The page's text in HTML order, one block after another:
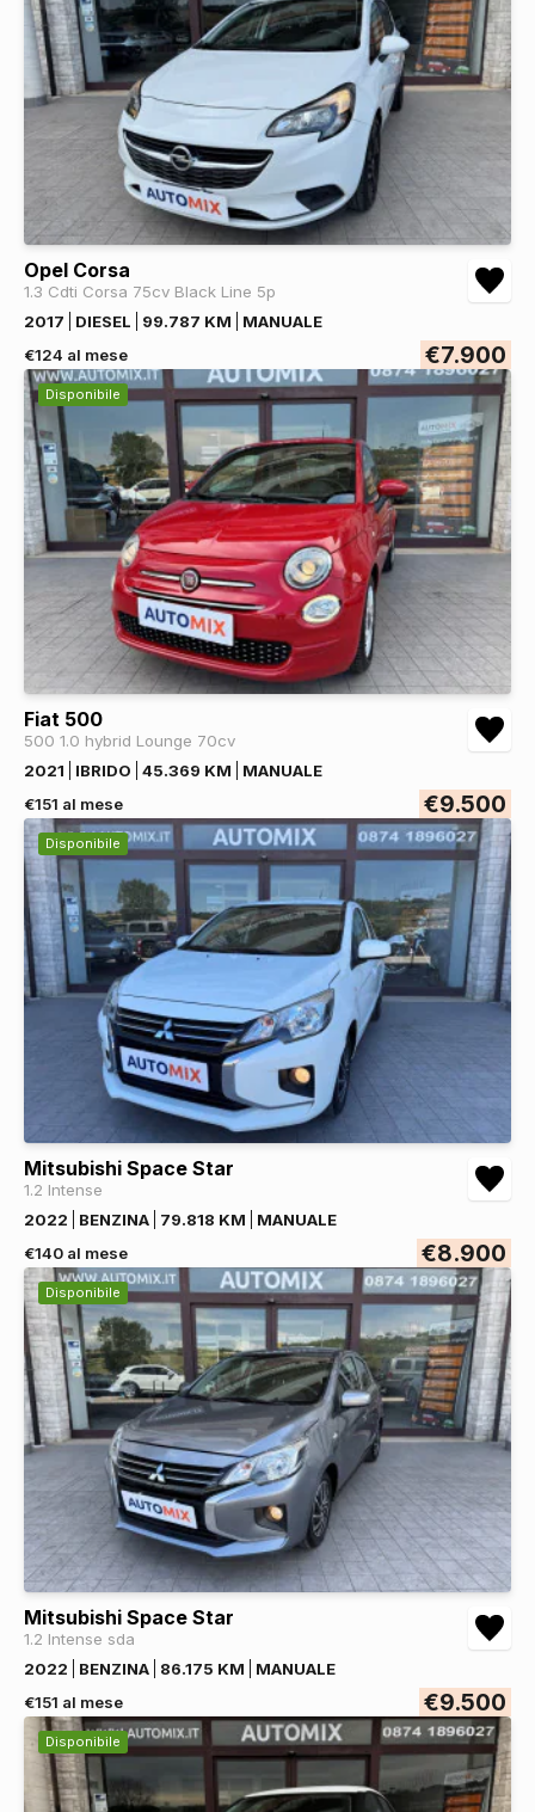
Opel Corsa
1.3 Cdti Corsa 75cv Black Line 5p
2017
DIESEL 99.787 KM
MANUALE
€124 al mese
€7.900
Disponibile
Fiat 500
500 1.0 hybrid Lounge 70cv
2021
IBRIDO 45.369 KM
MANUALE
€151 al mese
€9.500
Disponibile
Mitsubishi Space Star
1.2 Intense
2022
BENZINA 79.818 KM
MANUALE
€140 al mese
€8.900
Disponibile
Mitsubishi Space Star
1.2 Intense sda
2022
BENZINA 86.175 KM
MANUALE
€151 al mese
€9.500
Disponibile